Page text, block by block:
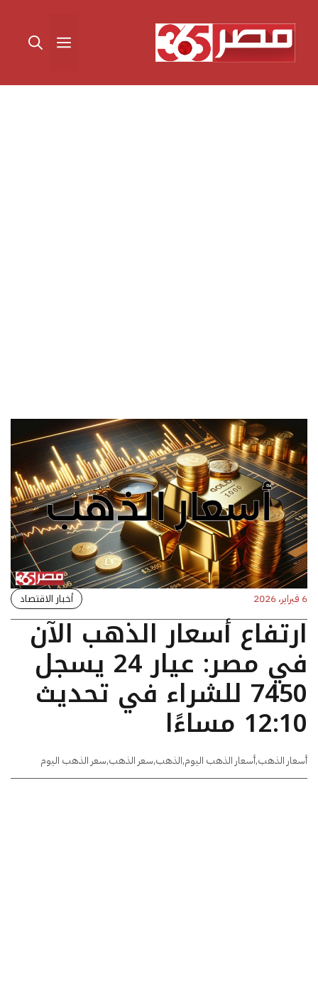
المحتوى القائمة
6 فبراير، 2026 أخبار الاقتصاد
ارتفاع أسعار الذهب الآن
في مصر: عيار 24 يسجل
7450 للشراء في تحديث
12:10 مساءًا
أسعار الذهب,أسعار الذهب اليوم,الذهب,سعر الذهب,سعر الذهب اليوم